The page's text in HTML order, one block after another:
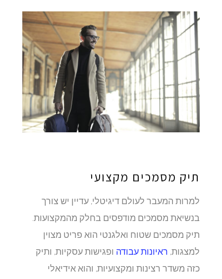
תיק מסמכים מקצועי
למרות המעבר לעולם דיגיטלי, עדיין יש צורך
בנשיאת מסמכים מודפסים בחלק מהמקצועות.
תיק מסמכים שטוח ואלגנטי הוא פריט מצוין
למצגות,ראיונות עבודהופגישות עסקיות, ותיק
כזה משדר רצינות ומקצועיות, והוא אידיאלי